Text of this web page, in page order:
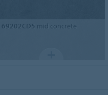
69202CD5 mid concrete